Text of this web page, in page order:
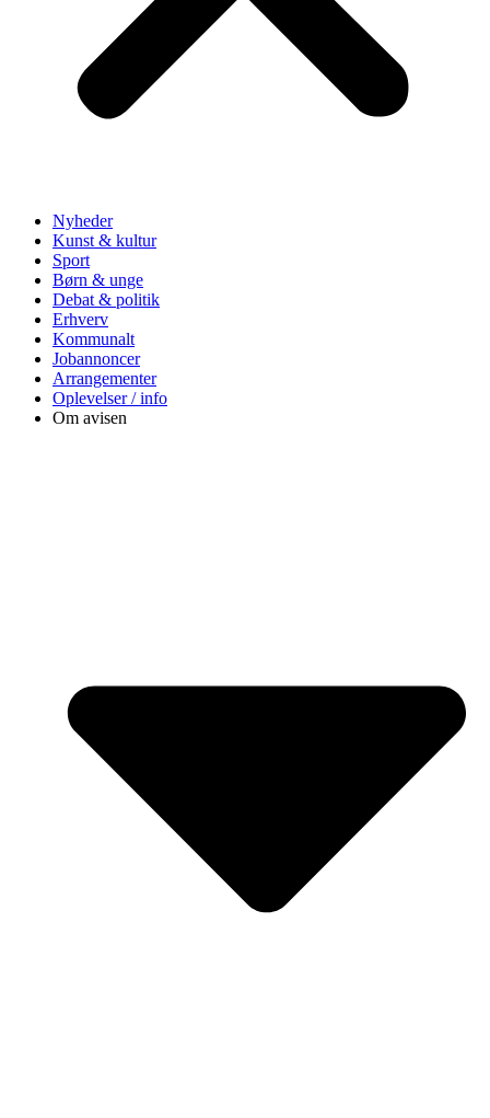
Nyheder
Kunst & kultur
Sport
Børn & unge
Debat & politik
Erhverv
Kommunalt
Jobannoncer
Arrangementer
Oplevelser / info
Om avisen